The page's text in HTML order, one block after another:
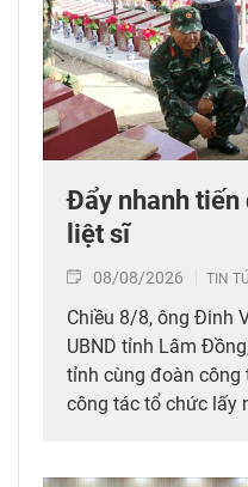
Đẩy nhanh tiến
liệt sĩ
08/08/2026 TIN
Chiều 8/8, ông Đinh
UBND tỉnh Lâm
tỉnh cùng đoàn công
công tác tổ chức lấy